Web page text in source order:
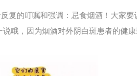
的叮嘱和强调：忌食烟酒！大家要
哦，因为烟酒对外阴白斑患者的健